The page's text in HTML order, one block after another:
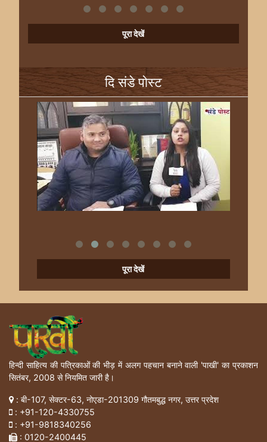
पूरा देखें
दि संडे पोस्ट
पूरा देखें
हिन्दी साहित्य की पत्रिकाओं की भीड़ में अलग पहचान बनाने वाली 'पाखी' का प्रकाशन
सितंबर, 2008 से नियमित जारी है।
: बी-107, सेक्टर-63, नोएडा-201309 गौतमबुद्ध नगर, उत्तर प्रदेश
: +91-120-4330755
: +91-9818340256
: 0120-2400445